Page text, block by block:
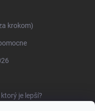
krokom)
je lepší?